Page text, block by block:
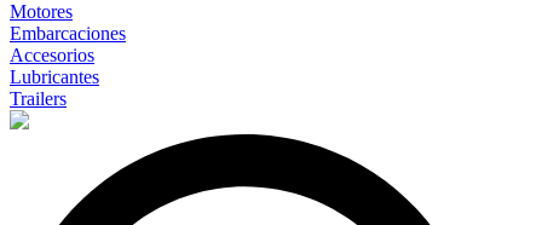
Motores
Embarcaciones
Accesorios
Lubricantes
Trailers